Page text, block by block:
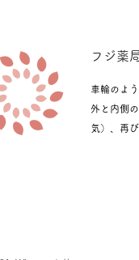
フジ薬
車輪のよ
外と内側
気）、再